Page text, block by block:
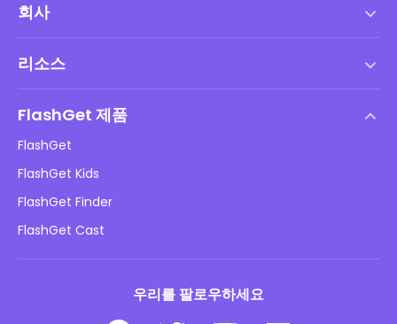
회사
DMCA 정책
개인정보 처리방침
광고 정책
내 정보를 판매하지 마십시오
리소스
블로그
아동 온라인 안전
다운로드
FlashGet 제품
FlashGet
FlashGet Kids
FlashGet Finder
FlashGet Cast
우리를 팔로우하세요